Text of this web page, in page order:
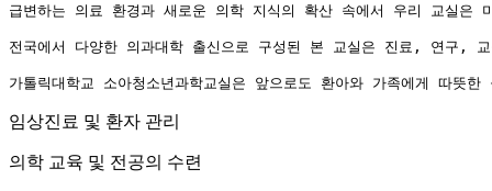
급변하는 의료 환경과 새로운 의학 지식의 확산 속에서 우리 교실
전국에서 다양한 의과대학 출신으로 구성된 본 교실은 진료, 연구,
가톨릭대학교 소아청소년과학교실은 앞으로도 환아와 가족에게 따
임상진료 및 환자 관리
의학 교육 및 전공의 수련